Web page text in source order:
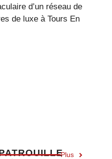
d’un réseau de
de luxe à Tours En
Plus